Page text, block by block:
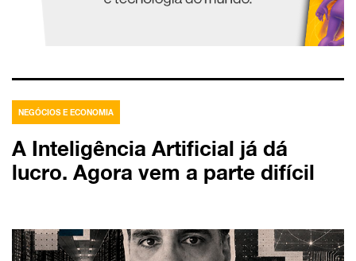
NEGÓCIOS E ECONOMIA
A Inteligência Artificial já dá
lucro. Agora vem a parte difícil